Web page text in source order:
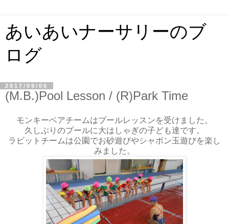
あいあいナーサリーのブ
ログ
2017/09/06
(M.B.)Pool Lesson / (R)Park Time
モンキーベアチームはプールレッスンを受けました。
久しぶりのプールに大はしゃぎの子ども達です。
ラビットチームは公園でお砂遊びやシャボン玉遊びを楽し
みました。